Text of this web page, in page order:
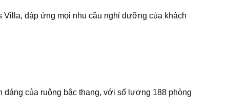
đáp ứng mọi nhu cầu nghỉ dưỡng của khách
dáng của ruộng bậc thang, với số lượng 188 phòng